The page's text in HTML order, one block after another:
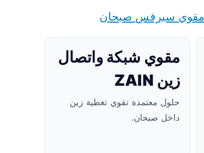
مقوي سيرفس صبحان
مقوي شبكة واتصال
زين ZAIN
حلول معتمدة تقوي تغطية زين
داخل صبحان.